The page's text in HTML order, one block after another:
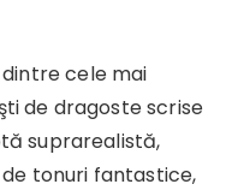
dintre cele mai
de dragoste scrise
suprarealistă,
tonuri fantastice,